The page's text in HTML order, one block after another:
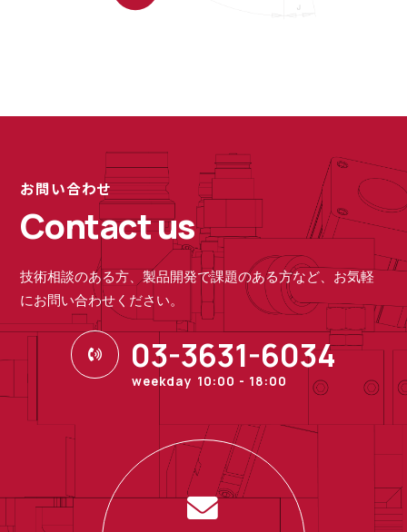
お問い合わせ
Contact us
技術相談のある方、製品開発で課題のある方など、お気軽
にお問い合わせください。
03-3631-6034
weekday 10:00 - 18:00